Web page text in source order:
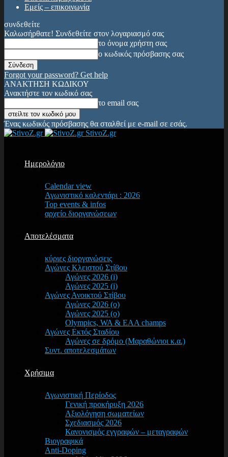
Εμείς – επικοινωνία
συνδεθείτε
Καλωσήρθατε! Συνδεθείτε στον λογαριασμό σας
το όνομα χρήστη σας
ο κωδικός πρόσβασης σας
Forgot your password? Get help
ΑΝΑΚΤΗΣΗ ΚΩΔΙΚΟΥ
Ανακτήστε τον κωδικό σας
το email σας
Ένας κωδικός πρόσβασης θα σταλθεί με e-mail σε εσάς.
StivoZ.gr
Ημερολόγιο
Calendar view
Αγωνιστικό καλεντάρι : 2026
Top events & infos
αρχείο διοργανώσεων
Αποτελέσματα
κύριες διοργανώσεις
Αγώνες Κλειστού Στίβου
Αγώνες 2026 (i)
Αγώνες 2025 (i)
Αγώνες Ανοικτού Στίβου
Αγώνες 2026 (o)
Αγώνες 2025 (o)
Olympics, WA & EAA champs
Αγώνες Εκτός Σταδίου
Αγώνες σε δρόμο (Μαραθώνιοι κ.α.)
Συντ. αποτελεσμάτων
Χρήσιμα
Αγωνιστική Περίοδος
Γενική προκήρυξη 2026
Αξιολόγηση σωματείων
Σχεδιασμός 2026
Κανονισμός εγγραφών – μεταγραφών
Βιογραφικά
Anti-Doping